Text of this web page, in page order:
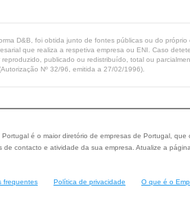
D&B, foi obtida junto de fontes públicas ou do
que realiza a respetiva empresa ou ENI. Caso
publicado ou redistribuído, total ou
Nº 32/96, emitida a 27/02/1996).
Portugal é o maior diretório de empresas de Portugal,
de contacto e atividade da sua empresa. Atualize a
frequentes Política de privacidade O que é o